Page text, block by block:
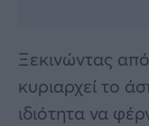
Ξεκινώντας
κυριαρχεί το
ιδιότητα να